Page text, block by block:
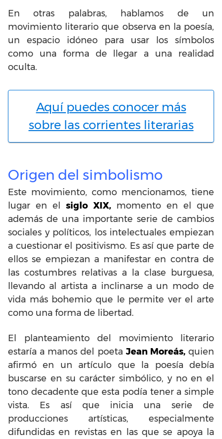
En otras palabras, hablamos de un
movimiento literario que observa en la poesía,
un espacio idóneo para usar los símbolos
como una forma de llegar a una realidad
oculta.
Aquí puedes conocer más
sobre las corrientes literarias
Origen del simbolismo
Este movimiento, como mencionamos, tiene
lugar en elsiglo XIX,momento en el que
además de una importante serie de cambios
sociales y políticos, los intelectuales empiezan
a cuestionar el positivismo. Es así que parte de
ellos se empiezan a manifestar en contra de
las costumbres relativas a la clase burguesa,
llevando al artista a inclinarse a un modo de
vida más bohemio que le permite ver el arte
como una forma de libertad.
El planteamiento del movimiento literario
estaría a manos del poeta Jean Moreás,quien
afirmó en un artículo que la poesía debía
buscarse en su carácter simbólico, y no en el
tono decadente que esta podía tener a simple
vista. Es así que inicia una serie de
producciones artísticas, especialmente
difundidas en revistas en las que se apoya la